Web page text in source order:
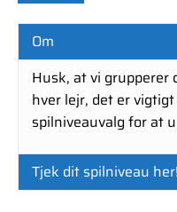
Om
Husk, at vi
hver lejr, det er
spilniveauvalg for at
Tjek dit spilniveau her!